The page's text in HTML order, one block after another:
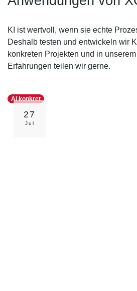
KI ist wertvoll, wenn sie echte
Deshalb testen und entwickeln wir
konkreten Projekten und in
Erfahrungen teilen wir gerne.
27
Jul
AI konkret